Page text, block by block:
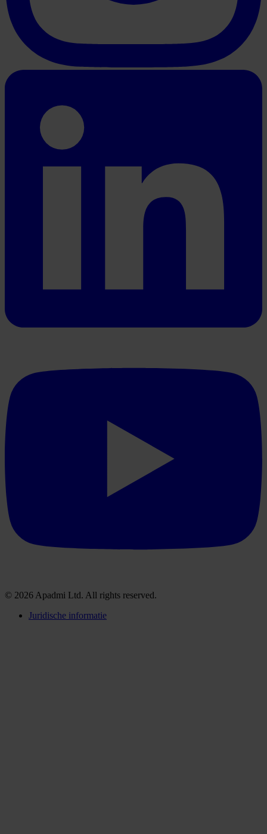
© 2026 Apadmi Ltd. All rights reserved.
Juridische informatie